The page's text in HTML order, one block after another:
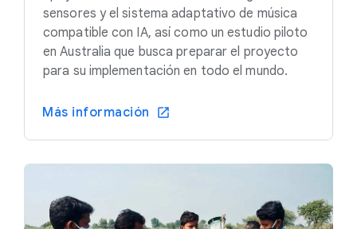
sensores y el sistema adaptativo de música
compatible con IA, así como un estudio piloto
en Australia que busca preparar el proyecto
para su implementación en todo el mundo.
Más información